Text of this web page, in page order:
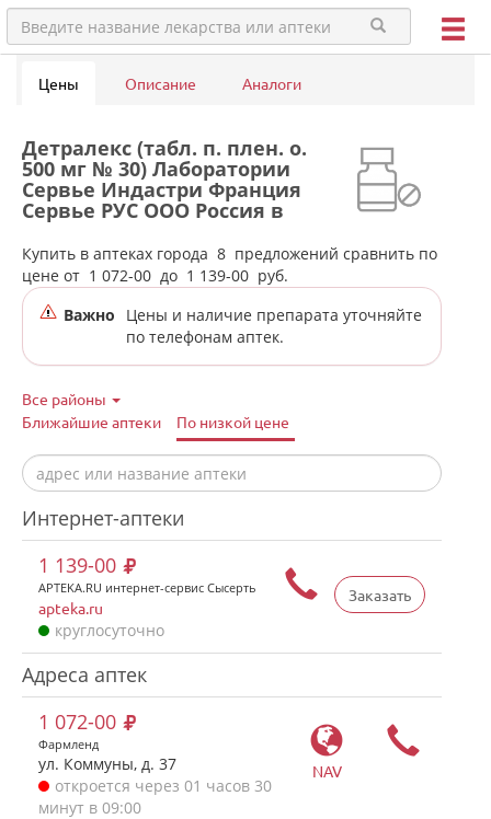
Цены Описание Аналоги
Детралекс (табл. п. плен. о.
500 мг № 30) Лаборатории
Сервье Индастри Франция
Сервье РУС ООО Россия в
аптеках города Сысерти
Купить в аптеках города 8 предложений сравнить по
цене от 1 072-00 до 1 139-00 руб.
Важно
Цены и наличие препарата уточняйте
по телефонам аптек.
Все районы
Ближайшие аптеки
По низкой цене
Интернет-аптеки
Заказать
1 139-00
APTEKA.RU интернет-сервис Сысерть
apteka.ru
круглосуточно
Адреса аптек
NAV
1 072-00
Фармленд
ул. Коммуны, д. 37
откроется через 01 часов 30
минут в 09:00